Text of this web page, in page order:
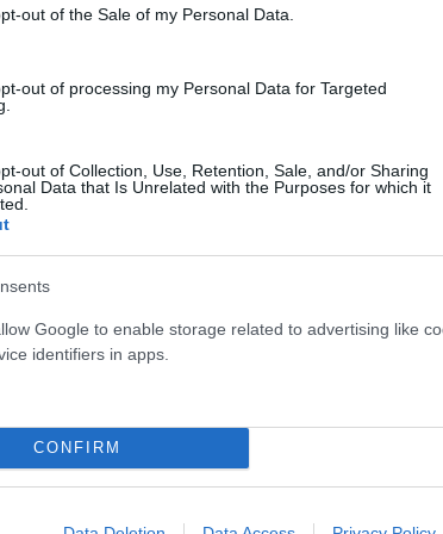
out of the Sale of my Personal Data.
out of processing my Personal Data for Targeted
out of Collection, Use, Retention, Sale, and/or Sharing
Data that Is Unrelated with the Purposes for which it
Google to enable storage related to advertising like
identifiers in apps.
CONFIRM
από βόρειες διευθύνσεις με
από 20 έως 30 βαθμούς.
Οι άνεμοι θα πνέουν από νότιες
18 έως 27-28 βαθμούς.